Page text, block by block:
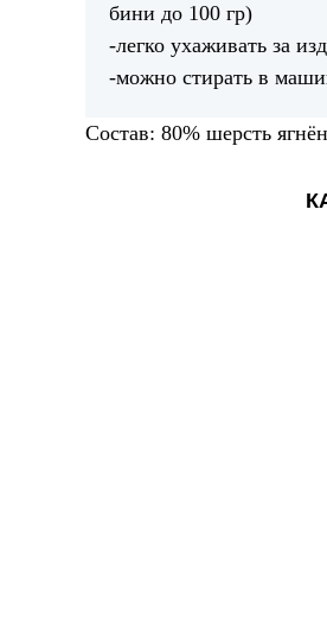
бини до 100 гр)
-легко ухаживать за
-можно стирать в
Состав: 80% шерсть